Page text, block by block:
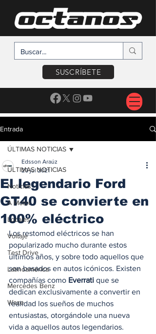
SUSCRÍBETE
Entrada
ÚLTIMAS NOTICIAS
Noticias
A Motor
Locales
Voltaje
Test Drive
Latinoamérica
Mercedes Benz
Waze
ÚLTIMAS NOTICIAS
El legendario Ford
GT40 se convierte en
100% eléctrico
Edsson Araúz
20 jul 2021
Los restomod eléctricos se han
popularizado mucho durante estos
últimos años, y sobre todo aquellos que
son basados en autos icónicos. Existen
compañías como Everrati que se
dedican exclusivamente a convertir en
realidad los sueños de muchos
entusiastas, otorgándole una nueva
vida a aquellos autos legendarios.